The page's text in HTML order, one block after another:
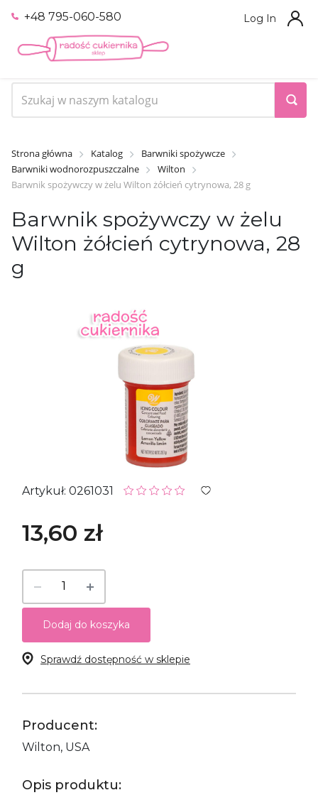
+48 795-060-580 Log In
Strona główna Katalog
Barwniki spożywcze
Barwniki wodnorozpuszczalne
Wilton
Barwnik spożywczy w żelu Wilton żółcień cytrynowa, 28 g
Barwnik spożywczy w żelu
Wilton żółcień cytrynowa, 28
g
Artykuł: 0261031
13,60 zł
Dodaj do koszyka
Sprawdź dostępność w sklepie
Producent:
Wilton, USA
Opis produktu: